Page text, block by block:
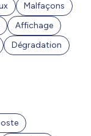
Malfaçons
Affichage
Dégradation